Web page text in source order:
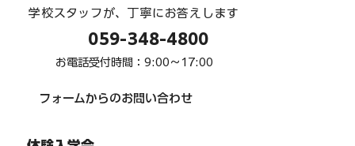
学校スタッフが、丁寧にお答えします
フォームからのお問い合わせ
059-348-4800
お電話受付時間：9:00〜17:00